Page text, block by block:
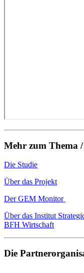
Mehr zum Thema
Die Studie
Über das Projekt
Der GEM Monitor
Über das Institut
BFH Wirtschaft
Die